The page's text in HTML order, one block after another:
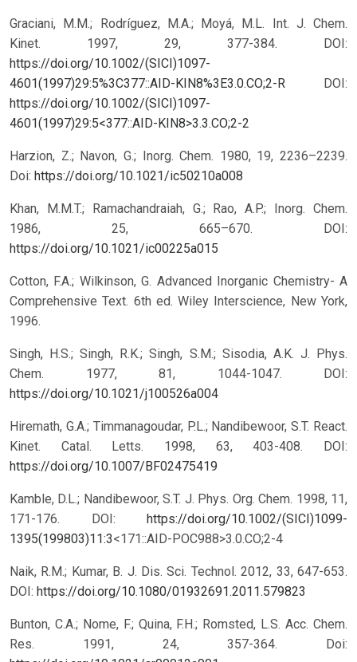
Graciani, M.M.; Rodríguez, M.A.; Moyá, M.L. Int. J. Chem.
Kinet. 1997, 29, 377-384. DOI:
https://doi.org/10.1002/(SICI)1097-
4601(1997)29:5%3C377::AID-KIN8%3E3.0.CO;2-R
DOI:
https://doi.org/10.1002/(SICI)1097-
4601(1997)29:5<377::AID-KIN8>3.3.CO;2-2
Harzion, Z.; Navon, G.; Inorg. Chem. 1980, 19, 2236–2239.
Doi: https://doi.org/10.1021/ic50210a008
Khan, M.M.T.; Ramachandraiah, G.; Rao, A.P.; Inorg. Chem.
1986, 25, 665–670. DOI:
https://doi.org/10.1021/ic00225a015
Cotton, F.A.; Wilkinson, G. Advanced Inorganic Chemistry- A
Comprehensive Text. 6th ed. Wiley Interscience, New York,
1996.
Singh, H.S.; Singh, R.K.; Singh, S.M.; Sisodia, A.K. J. Phys.
Chem. 1977, 81, 1044-1047. DOI:
https://doi.org/10.1021/j100526a004
Hiremath, G.A.; Timmanagoudar, P.L.; Nandibewoor, S.T. React.
Kinet. Catal. Letts. 1998, 63, 403-408. DOI:
https://doi.org/10.1007/BF02475419
Kamble, D.L.; Nandibewoor, S.T. J. Phys. Org. Chem. 1998, 11,
171-176. DOI: https://doi.org/10.1002/(SICI)1099-
1395(199803)11:3<171::AID-POC988>3.0.CO;2-4
Naik, R.M.; Kumar, B. J. Dis. Sci. Technol. 2012, 33, 647-653.
DOI: https://doi.org/10.1080/01932691.2011.579823
Bunton, C.A.; Nome, F.; Quina, F.H.; Romsted, L.S. Acc. Chem.
Res. 1991, 24, 357-364. Doi: